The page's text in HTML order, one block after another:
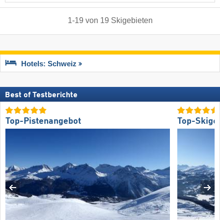
1-19 von 19 Skigebieten
Hotels: Schweiz
Best of Testberichte
Top-Pistenangebot Top-